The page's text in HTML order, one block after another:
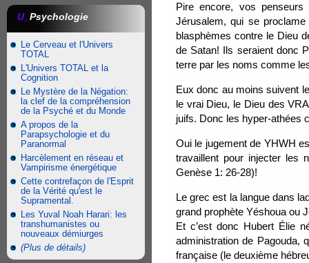
U_ Psychologie
Le Cerveau et l'Univers
TOTAL
L'Univers TOTAL et la
Cognition
Le Mystère de la Négation:
la clef de la compréhension
de la Psyché et du Monde
A propos de la
Parapsychologie et du
Paranormal
Harcèlement en réseau et
Vampirisme énergétique
Cette contrefaçon de l'Esprit
de la Vérité qu'est le
Supramental.
Les Yuval Noah Harari: les
transhumanistes ou
nouveaux démiurges
(Plus de détails)
Pire encore, vos penseurs
Jérusalem, qui se
blasphèmes contre le Dieu
de Satan! Ils seraient donc
terre par les noms comme
Eux donc au moins suivent
le vrai Dieu, le Dieu des
juifs. Donc les hyper-athées
Oui le jugement de YHWH
travaillent pour injecter les
Genèse 1: 26-28)!
Le grec est la langue dans
grand prophète Yéshoua ou
Et c’est donc Hubert Élie
administration de Pagouda,
française (le deuxième